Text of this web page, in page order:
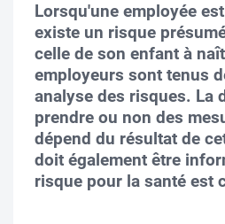
Lorsqu'une employée
existe un risque
celle de son enfant à
employeurs sont tenus
analyse des risques. La
prendre ou non des
dépend du résultat de
doit également être
risque pour la santé est